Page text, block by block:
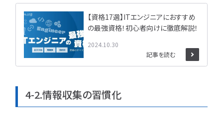
2024.10.30
【資格17選】ITエンジニアにおすすめ
の最強資格！初心者向けに徹底解説！
記事を読む
4-2.情報収集の習慣化